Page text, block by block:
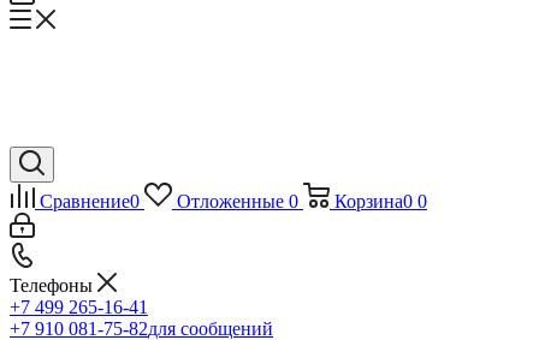
Сравнение0 Отложенные 0 Корзина0 0
Телефоны
+7 499 265-16-41
+7 910 081-75-82для сообщений